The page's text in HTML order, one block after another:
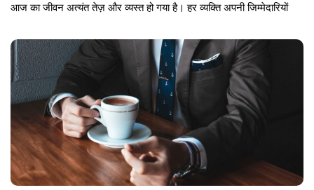
आज का जीवन अत्यंत तेज़ और व्यस्त हो गया है। हर व्यक्ति अपनी जिम्मेदारियों